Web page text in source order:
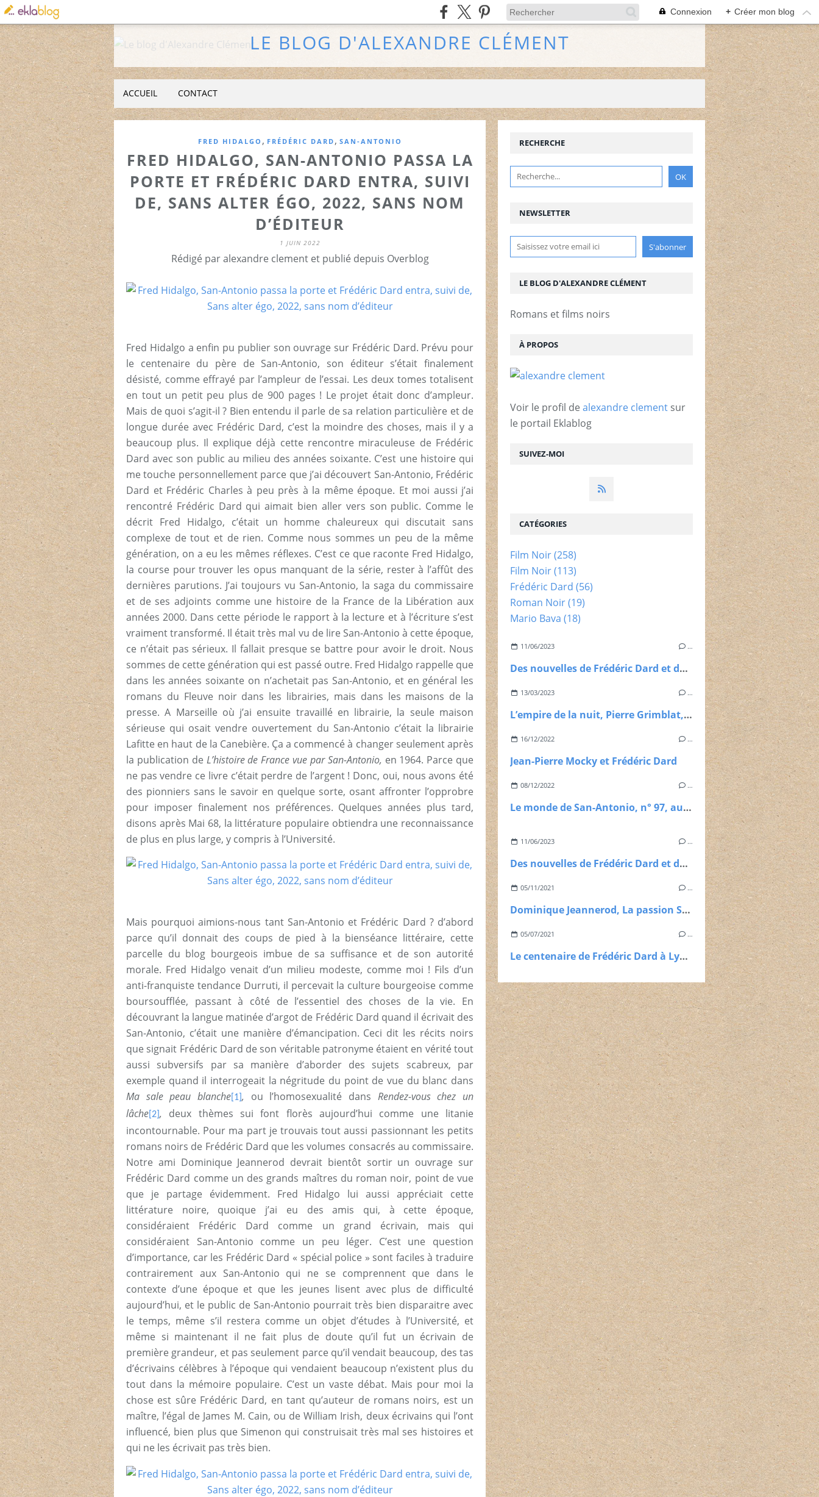
Connexion + Créer mon blog
LE BLOG D'ALEXANDRE CLÉMENT
ACCUEIL CONTACT
FRED HIDALGO , FRÉDÉRIC DARD , SAN-ANTONIO
FRED HIDALGO, SAN-ANTONIO PASSA LA
PORTE ET FRÉDÉRIC DARD ENTRA, SUIVI
DE, SANS ALTER ÉGO, 2022, SANS NOM
D’ÉDITEUR
1 JUIN 2022
Rédigé par alexandre clement et publié depuis Overblog
Fred Hidalgo a enfin pu publier son ouvrage sur Frédéric Dard. Prévu pour
le centenaire du père de San-Antonio, son éditeur s’était finalement
désisté, comme effrayé par l’ampleur de l’essai. Les deux tomes totalisent
en tout un petit peu plus de 900 pages ! Le projet était donc d’ampleur.
Mais de quoi s’agit-il ? Bien entendu il parle de sa relation particulière et de
longue durée avec Frédéric Dard, c’est la moindre des choses, mais il y a
beaucoup plus. Il explique déjà cette rencontre miraculeuse de Frédéric
Dard avec son public au milieu des années soixante. C’est une histoire qui
me touche personnellement parce que j’ai découvert San-Antonio, Frédéric
Dard et Frédéric Charles à peu près à la même époque. Et moi aussi j’ai
rencontré Frédéric Dard qui aimait bien aller vers son public. Comme le
décrit Fred Hidalgo, c’était un homme chaleureux qui discutait sans
complexe de tout et de rien. Comme nous sommes un peu de la même
génération, on a eu les mêmes réflexes. C’est ce que raconte Fred Hidalgo,
la course pour trouver les opus manquant de la série, rester à l’affût des
dernières parutions. J’ai toujours vu San-Antonio, la saga du commissaire
et de ses adjoints comme une histoire de la France de la Libération aux
années 2000. Dans cette période le rapport à la lecture et à l’écriture s’est
vraiment transformé. Il était très mal vu de lire San-Antonio à cette époque,
ce n’était pas sérieux. Il fallait presque se battre pour avoir le droit. Nous
sommes de cette génération qui est passé outre. Fred Hidalgo rappelle que
dans les années soixante on n’achetait pas San-Antonio, et en général les
romans du Fleuve noir dans les librairies, mais dans les maisons de la
presse. A Marseille où j’ai ensuite travaillé en librairie, la seule maison
sérieuse qui osait vendre ouvertement du San-Antonio c’était la librairie
Lafitte en haut de la Canebière. Ça a commencé à changer seulement après
la publication de L’histoire de France vue par San-Antonio, en 1964. Parce que
ne pas vendre ce livre c’était perdre de l’argent ! Donc, oui, nous avons été
des pionniers sans le savoir en quelque sorte, osant affronter l’opprobre
pour imposer finalement nos préférences. Quelques années plus tard,
disons après Mai 68, la littérature populaire obtiendra une reconnaissance
de plus en plus large, y compris à l’Université.
Mais pourquoi aimions-nous tant San-Antonio et Frédéric Dard ? d’abord
parce qu’il donnait des coups de pied à la bienséance littéraire, cette
parcelle du blog bourgeois imbue de sa suffisance et de son autorité
morale. Fred Hidalgo venait d’un milieu modeste, comme moi ! Fils d’un
anti-franquiste tendance Durruti, il percevait la culture bourgeoise comme
boursoufflée, passant à côté de l’essentiel des choses de la vie. En
découvrant la langue matinée d’argot de Frédéric Dard quand il écrivait des
San-Antonio, c’était une manière d’émancipation. Ceci dit les récits noirs
que signait Frédéric Dard de son véritable patronyme étaient en vérité tout
aussi subversifs par sa manière d’aborder des sujets scabreux, par
exemple quand il interrogeait la négritude du point de vue du blanc dans
Ma sale peau blanche [1] , ou l’homosexualité dans Rendez-vous chez un
lâche [2] , deux thèmes sui font florès aujourd’hui comme une litanie
incontournable. Pour ma part je trouvais tout aussi passionnant les petits
romans noirs de Frédéric Dard que les volumes consacrés au commissaire.
Notre ami Dominique Jeannerod devrait bientôt sortir un ouvrage sur
Frédéric Dard comme un des grands maîtres du roman noir, point de vue
que je partage évidemment. Fred Hidalgo lui aussi appréciait cette
littérature noire, quoique j’ai eu des amis qui, à cette époque,
considéraient Frédéric Dard comme un grand écrivain, mais qui
considéraient San-Antonio comme un peu léger. C’est une question
d’importance, car les Frédéric Dard « spécial police » sont faciles à traduire
contrairement aux San-Antonio qui ne se comprennent que dans le
contexte d’une époque et que les jeunes lisent avec plus de difficulté
aujourd’hui, et le public de San-Antonio pourrait très bien disparaitre avec
le temps, même s’il restera comme un objet d’études à l’Université, et
même si maintenant il ne fait plus de doute qu’il fut un écrivain de
première grandeur, et pas seulement parce qu’il vendait beaucoup, des tas
d’écrivains célèbres à l’époque qui vendaient beaucoup n’existent plus du
tout dans la mémoire populaire. C’est un vaste débat. Mais pour moi la
chose est sûre Frédéric Dard, en tant qu’auteur de romans noirs, est un
maître, l’égal de James M. Cain, ou de William Irish, deux écrivains qui l’ont
influencé, bien plus que Simenon qui construisait très mal ses histoires et
qui ne les écrivait pas très bien.
NEWSLETTER
SUIVEZ-MOI
RECHERCHE
LE BLOG D'ALEXANDRE CLÉMENT
Romans et films noirs
À PROPOS
Voir le profil de alexandre clement sur
le portail Eklablog
11/06/2023 …
Des nouvelles de Frédéric Dard et de son double !
13/03/2023 …
L’empire de la nuit, Pierre Grimblat, 1962
16/12/2022 …
Jean-Pierre Mocky et Frédéric Dard
08/12/2022 …
Le monde de San-Antonio, n° 97, automne/hiver 2022
11/06/2023 …
Des nouvelles de Frédéric Dard et de son double !
05/11/2021 …
Dominique Jeannerod, La passion San-Antonio, Presses Universitaires de Savoie Mont Blanc, 2021
05/07/2021 …
Le centenaire de Frédéric Dard à Lyon, Quais du Polar
CATÉGORIES
Film Noir(258)
Film Noir(113)
Frédéric Dard (56)
Roman Noir(19)
Mario Bava (18)